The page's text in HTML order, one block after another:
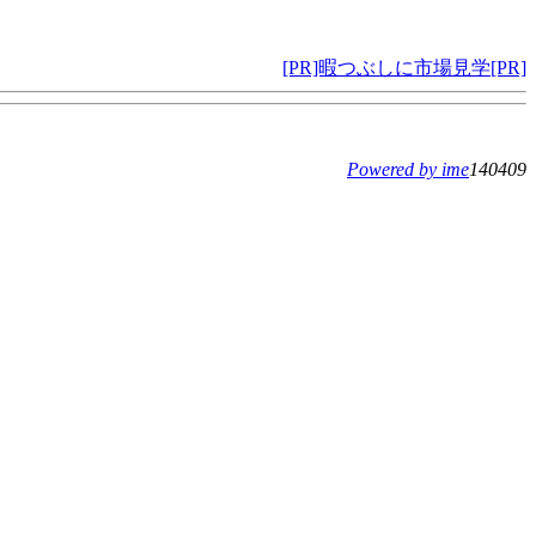
[PR]暇つぶしに市場見学[PR]
Powered by ime140409